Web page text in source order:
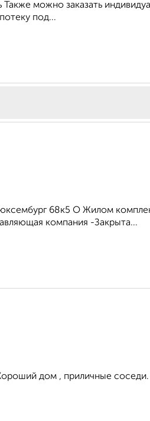
можно заказать
под...
68к5 О Жилом
компания -Закрыта...
дом , приличные